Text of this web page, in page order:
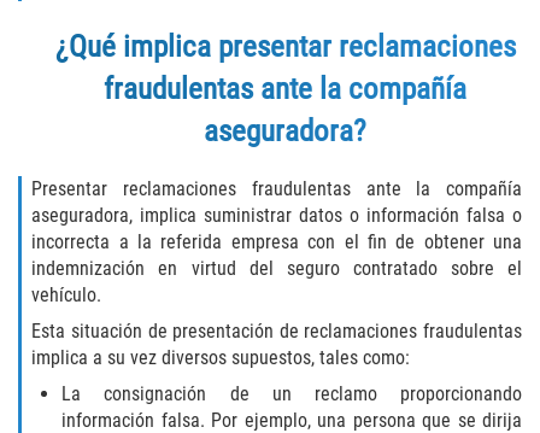
Delitos de Fraude
Fraude al Sistema de Salud
Fraude A La Compensación A los
Fraude con Cheques
Fraude de Juego
Fraude de Seguro de Auto
Fraude de Tarjeta de Crédito
¿Qué implica presentar reclamaciones
fraudulentas ante la compañía
aseguradora?
Presentar reclamaciones fraudulentas ante la compañía
aseguradora, implica suministrar datos o información falsa o
incorrecta a la referida empresa con el fin de obtener una
indemnización en virtud del seguro contratado sobre el
vehículo.
Esta situación de presentación de reclamaciones fraudulentas
implica a su vez diversos supuestos, tales como:
La consignación de un reclamo proporcionando
información falsa. Por ejemplo, una persona que se dirija